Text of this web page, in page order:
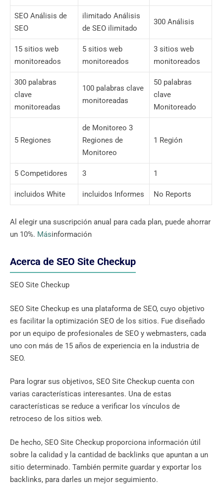
SEO Análisis de
SEO
ilimitado Análisis
de SEO ilimitado
300 Análisis
15 sitios web
monitoreados
5 sitios web
monitoreados
3 sitios web
monitoreados
300 palabras
clave
monitoreadas
100 palabras clave
monitoreadas
50 palabras
clave
Monitoreado
5 Regiones
de Monitoreo 3
Regiones de
Monitoreo
1 Región
5 Competidores 3 1
incluidos White incluidos Informes No Reports
Al elegir una suscripción anual para cada plan, puede ahorrar
un 10%. Másinformación
Acerca de SEO Site Checkup
SEO Site Checkup
SEO Site Checkup es una plataforma de SEO, cuyo objetivo
es facilitar la optimización SEO de los sitios. Fue diseñado
por un equipo de profesionales de SEO y webmasters, cada
uno con más de 15 años de experiencia en la industria de
SEO.
Para lograr sus objetivos, SEO Site Checkup cuenta con
varias características interesantes. Una de estas
características se reduce a verificar los vínculos de
retroceso de los sitios web.
De hecho, SEO Site Checkup proporciona información útil
sobre la calidad y la cantidad de backlinks que apuntan a un
sitio determinado. También permite guardar y exportar los
backlinks, para darles un mejor seguimiento.